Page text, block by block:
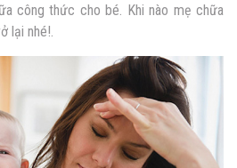
công thức cho bé. Khi nào mẹ chữa
lại nhé!.